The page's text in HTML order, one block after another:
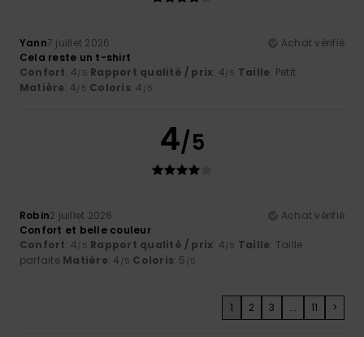
Yann7 juillet 2026
Achat vérifié
Cela reste un t-shirt
Confort: 4/5 Rapport qualité / prix: 4/5 Taille: Petit
Matière: 4/5 Coloris: 4 /5
4/5
Robin2 juillet 2026
Achat vérifié
Confort et belle couleur
Confort: 4/5 Rapport qualité / prix: 4/5 Taille: Taille
parfaite Matière: 4 /5 Coloris: 5 /5
1 2 3 ... 11 >